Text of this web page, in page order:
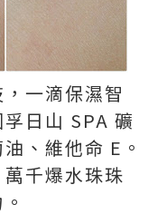
一滴保濕智
日山 SPA 礦
、維他命 E。
千爆水珠珠